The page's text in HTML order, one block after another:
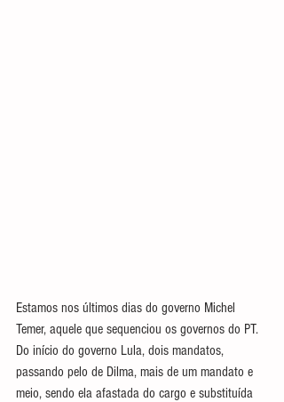
Estamos nos últimos dias do governo Michel
Temer, aquele que sequenciou os governos do PT.
Do início do governo Lula, dois mandatos,
passando pelo de Dilma, mais de um mandato e
meio, sendo ela afastada do cargo e substituída